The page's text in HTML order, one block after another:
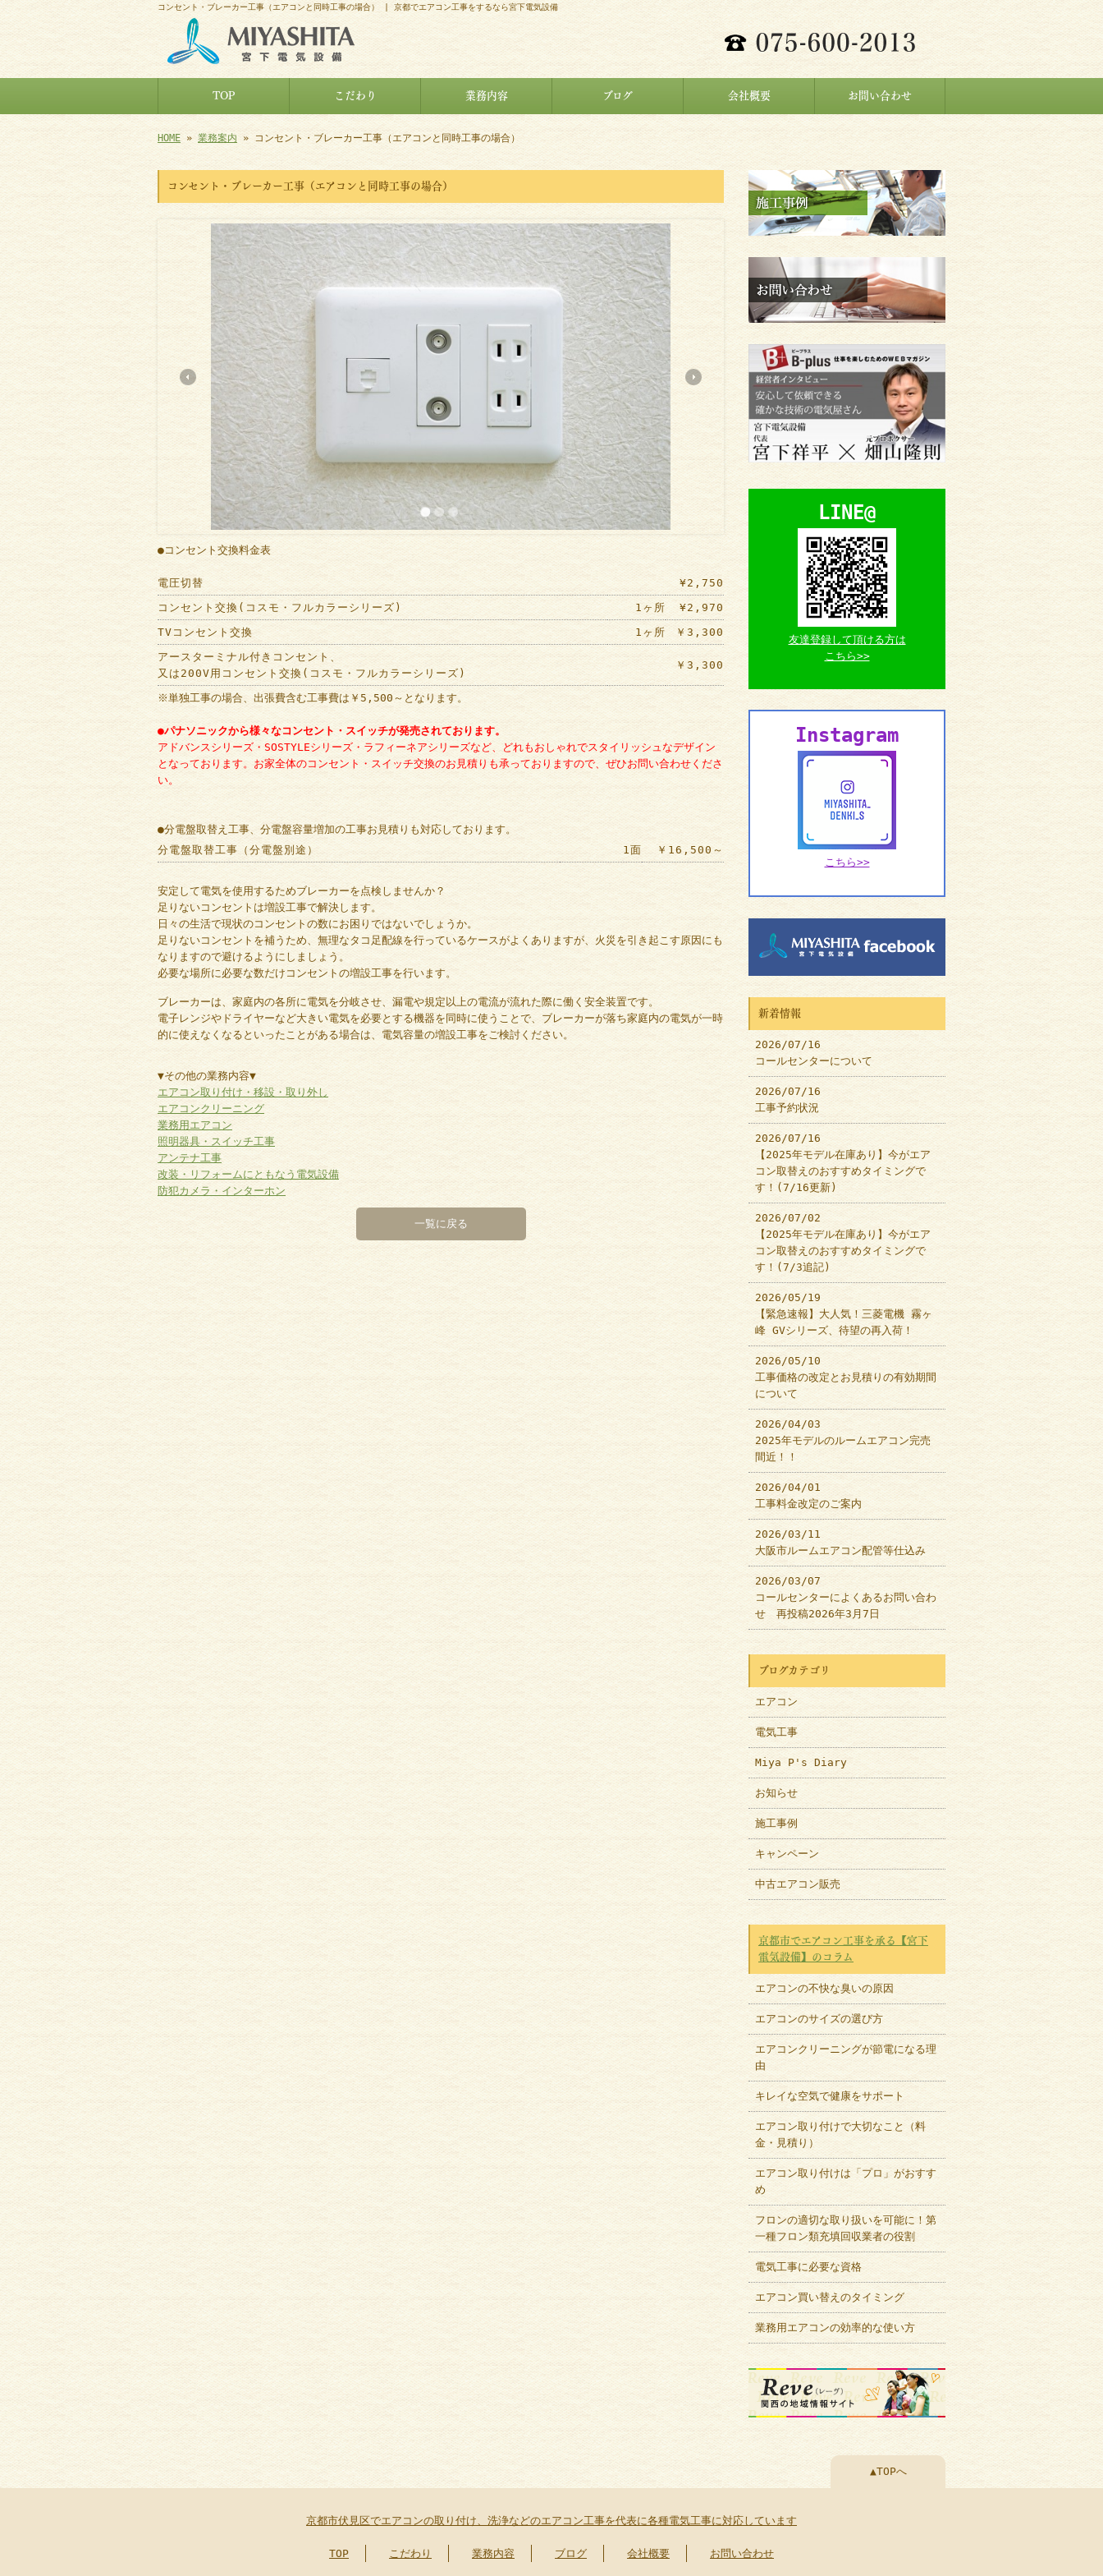
コンセント・ブレーカー工事（エアコンと同時工事の場合） | 京都でエアコン工事をするなら宮下電気設備
TOP こだわり 業務内容 ブログ 会社概要 お問い合わせ
HOME » 業務案内 » コンセント・ブレーカー工事（エアコンと同時工事の場合）
コンセント・ブレーカー工事（エアコンと同時工事の場合）
●コンセント交換料金表
電圧切替
¥2,750
コンセント交換(コスモ・フルカラーシリーズ)
1ヶ所
¥2,970
TVコンセント交換
1ヶ所
￥3,300
アースターミナル付きコンセント、
又は200V用コンセント交換(コスモ・フルカラーシリーズ)
￥3,300
※単独工事の場合、出張費含む工事費は￥5,500～となります。
●パナソニックから様々なコンセント・スイッチが発売されております。
アドバンスシリーズ・SOSTYLEシリーズ・ラフィーネアシリーズなど、どれもおしゃれでスタイリッシュなデザイン
となっております。お家全体のコンセント・スイッチ交換のお見積りも承っておりますので、ぜひお問い合わせくださ
い。
●分電盤取替え工事、分電盤容量増加の工事お見積りも対応しております。
分電盤取替工事（分電盤別途）
1面 ￥16,500～
安定して電気を使用するためブレーカーを点検しませんか？
足りないコンセントは増設工事で解決します。
日々の生活で現状のコンセントの数にお困りではないでしょうか。
足りないコンセントを補うため、無理なタコ足配線を行っているケースがよくありますが、火災を引き起こす原因にも
なりますので避けるようにしましょう。
必要な場所に必要な数だけコンセントの増設工事を行います。
ブレーカーは、家庭内の各所に電気を分岐させ、漏電や規定以上の電流が流れた際に働く安全装置です。
電子レンジやドライヤーなど大きい電気を必要とする機器を同時に使うことで、ブレーカーが落ち家庭内の電気が一時
的に使えなくなるといったことがある場合は、電気容量の増設工事をご検討ください。
▼その他の業務内容▼
エアコン取り付け・移設・取り外し
エアコンクリーニング
業務用エアコン
照明器具・スイッチ工事
アンテナ工事
改装・リフォームにともなう電気設備
防犯カメラ・インターホン
一覧に戻る
LINE@
友達登録して頂ける方は
こちら>>
Instagram
こちら>>
新着情報
2026/07/16
コールセンターについて
2026/07/16
工事予約状況
2026/07/16
【2025年モデル在庫あり】今がエア
コン取替えのおすすめタイミングで
す！(7/16更新)
2026/07/02
【2025年モデル在庫あり】今がエア
コン取替えのおすすめタイミングで
す！(7/3追記)
2026/05/19
【緊急速報】大人気！三菱電機 霧ヶ
峰 GVシリーズ、待望の再入荷！
2026/05/10
工事価格の改定とお見積りの有効期間
について
2026/04/03
2025年モデルのルームエアコン完売
間近！！
2026/04/01
工事料金改定のご案内
2026/03/11
大阪市ルームエアコン配管等仕込み
2026/03/07
コールセンターによくあるお問い合わ
せ 再投稿2026年3月7日
ブログカテゴリ
エアコン
電気工事
Miya P's Diary
お知らせ
施工事例
キャンペーン
中古エアコン販売
京都市でエアコン工事を承る【宮下
電気設備】のコラム
エアコンの不快な臭いの原因
エアコンのサイズの選び方
エアコンクリーニングが節電になる理
由
キレイな空気で健康をサポート
エアコン取り付けで大切なこと（料
金・見積り）
エアコン取り付けは「プロ」がおすす
め
フロンの適切な取り扱いを可能に！第
一種フロン類充填回収業者の役割
電気工事に必要な資格
エアコン買い替えのタイミング
業務用エアコンの効率的な使い方
▲TOPへ
京都市伏見区でエアコンの取り付け、洗浄などのエアコン工事を代表に各種電気工事に対応しています
TOP こだわり 業務内容 ブログ 会社概要 お問い合わせ